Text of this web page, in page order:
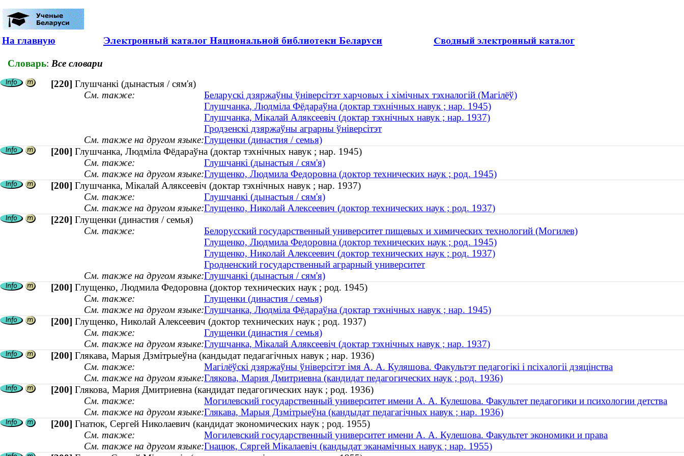
На главную
Словарь: Все словари
[220] Глушчанкі (дынастыя / сям'я)
См. также:
Беларускі дзяржаўны ўніверсітэт харчовых і хімічных тэхналогій (Магілёў)
Глушчанка, Людміла Фёдараўна (доктар тэхнічных навук ; нар. 1945)
Глушчанка, Мікалай Аляксеевіч (доктар тэхнічных навук ; нар. 1937)
Гродзенскі дзяржаўны аграрны ўніверсітэт
См. также на другом языке:Глущенки (династия / семья)
[200] Глушчанка, Людміла Фёдараўна (доктар тэхнічных навук ; нар. 1945)
См. также:
Глушчанкі (дынастыя / сям'я)
См. также на другом языке:Глущенко, Людмила Федоровна (доктор технических наук ; род. 1945)
[200] Глушчанка, Мікалай Аляксеевіч (доктар тэхнічных навук ; нар. 1937)
См. также:
Глушчанкі (дынастыя / сям'я)
См. также на другом языке:Глущенко, Николай Алексеевич (доктор технических наук ; род. 1937)
[220] Глущенки (династия / семья)
См. также:
Белорусский государственный университет пищевых и химических технологий (Могилев)
Глущенко, Людмила Федоровна (доктор технических наук ; род. 1945)
Глущенко, Николай Алексеевич (доктор технических наук ; род. 1937)
Гродненский государственный аграрный университет
См. также на другом языке:Глушчанкі (дынастыя / сям'я)
[200] Глущенко, Людмила Федоровна (доктор технических наук ; род. 1945)
См. также:
Глущенки (династия / семья)
См. также на другом языке:Глушчанка, Людміла Фёдараўна (доктар тэхнічных навук ; нар. 1945)
[200] Глущенко, Николай Алексеевич (доктор технических наук ; род. 1937)
См. также:
Глущенки (династия / семья)
См. также на другом языке:Глушчанка, Мікалай Аляксеевіч (доктар тэхнічных навук ; нар. 1937)
[200] Глякава, Марыя Дзмітрыеўна (кандыдат педагагічных навук ; нар. 1936)
См. также:
Магілёўскі дзяржаўны ўніверсітэт імя А. А. Куляшова. Факультэт педагогікі і псіхалогіі дзяцінства
См. также на другом языке:Глякова, Мария Дмитриевна (кандидат педагогических наук ; род. 1936)
[200] Глякова, Мария Дмитриевна (кандидат педагогических наук ; род. 1936)
См. также:
Могилевский государственный университет имени А. А. Кулешова. Факультет педагогики и психологии детства
См. также на другом языке:Глякава, Марыя Дзмітрыеўна (кандыдат педагагічных навук ; нар. 1936)
[200] Гнатюк, Сергей Николаевич (кандидат экономических наук ; род. 1955)
См. также:
Могилевский государственный университет имени А. А. Кулешова. Факультет экономики и права
См. также на другом языке:Гнацюк, Сяргей Мiкалаевiч (кандыдат эканамічных навук ; нар. 1955)